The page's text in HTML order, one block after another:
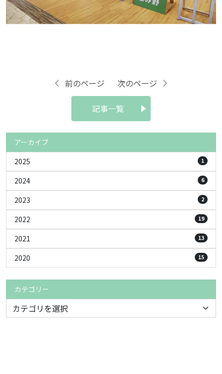
前のページ
記事一覧
次のページ
アーカイブ
2025
1
2024 6
2023 2
2022 19
2021 13
2020 15
カテゴリー